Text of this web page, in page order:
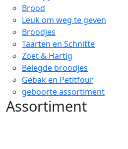
Brood
Leuk om weg te geven
Broodjes
Taarten en Schnitte
Zoet & Hartig
Belegde broodjes
Gebak en Petitfour
geboorte assortiment
Assortiment